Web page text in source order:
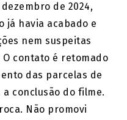
de 2024,
já havia acabado e
nem suspeitas
contato é retomado
das parcelas de
conclusão do filme.
Não promovi